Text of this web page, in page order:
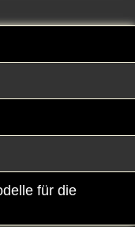
für die